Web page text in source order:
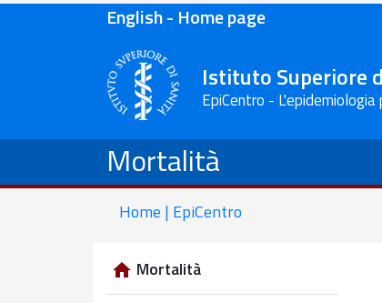
English - Home page
Istituto Superiore
EpiCentro -
Mortalità
Home | EpiCentro
Mortalità